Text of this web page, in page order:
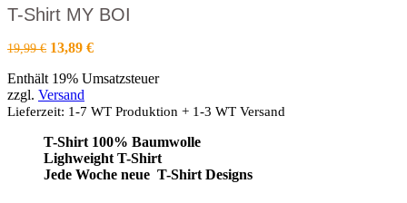
T-Shirt MY BOI
19,99€ Ursprünglicher
war:
19,99 €
13,89 €Aktueller
ist:
Enthält 19% Umsatzsteuer
zzgl. Versand
Lieferzeit: 1-7 WT Produktion + 1-3 WT Versand
T-Shirt 100% Baumwolle
Lighweight T-Shirt
Jede Woche neue T-Shirt Designs